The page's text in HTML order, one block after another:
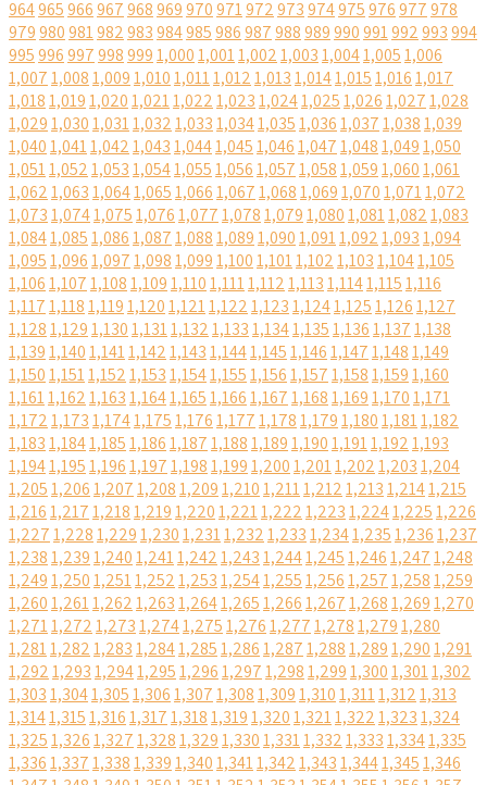
964965966967968969970971972973974975976977978
979980981982983984985986987988989990991992993994
9959969979989991,0001,0011,0021,0031,0041,0051,006
1,0071,0081,0091,0101,0111,0121,0131,0141,0151,0161,017
1,0181,0191,0201,0211,0221,0231,0241,0251,0261,0271,028
1,0291,0301,0311,0321,0331,0341,0351,0361,0371,0381,039
1,0401,0411,0421,0431,0441,0451,0461,0471,0481,0491,050
1,0511,0521,0531,0541,0551,0561,0571,0581,0591,0601,061
1,0621,0631,0641,0651,0661,0671,0681,0691,0701,0711,072
1,0731,0741,0751,0761,0771,0781,0791,0801,0811,0821,083
1,0841,0851,0861,0871,0881,0891,0901,0911,0921,0931,094
1,0951,0961,0971,0981,0991,1001,1011,1021,1031,1041,105
1,1061,1071,1081,1091,1101,1111,1121,1131,1141,1151,116
1,1171,1181,1191,1201,1211,1221,1231,1241,1251,1261,127
1,1281,1291,1301,1311,1321,1331,1341,1351,1361,1371,138
1,1391,1401,1411,1421,1431,1441,1451,1461,1471,1481,149
1,1501,1511,1521,1531,1541,1551,1561,1571,1581,1591,160
1,1611,1621,1631,1641,1651,1661,1671,1681,1691,1701,171
1,1721,1731,1741,1751,1761,1771,1781,1791,1801,1811,182
1,1831,1841,1851,1861,1871,1881,1891,1901,1911,1921,193
1,1941,1951,1961,1971,1981,1991,2001,2011,2021,2031,204
1,2051,2061,2071,2081,2091,2101,2111,2121,2131,2141,215
1,2161,2171,2181,2191,2201,2211,2221,2231,2241,2251,226
1,2271,2281,2291,2301,2311,2321,2331,2341,2351,2361,237
1,2381,2391,2401,2411,2421,2431,2441,2451,2461,2471,248
1,2491,2501,2511,2521,2531,2541,2551,2561,2571,2581,259
1,2601,2611,2621,2631,2641,2651,2661,2671,2681,2691,270
1,2711,2721,2731,2741,2751,2761,2771,2781,2791,280
1,2811,2821,2831,2841,2851,2861,2871,2881,2891,2901,291
1,2921,2931,2941,2951,2961,2971,2981,2991,3001,3011,302
1,3031,3041,3051,3061,3071,3081,3091,3101,3111,3121,313
1,3141,3151,3161,3171,3181,3191,3201,3211,3221,3231,324
1,3251,3261,3271,3281,3291,3301,3311,3321,3331,3341,335
1,3361,3371,3381,3391,3401,3411,3421,3431,3441,3451,346